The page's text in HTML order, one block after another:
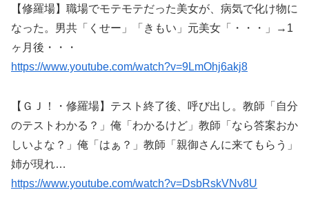
【修羅場】職場でモテモテだった美女が、病気で化け物に
なった。男共「くせー」「きもい」元美女「・・・」→1
ヶ月後・・・
https://www.youtube.com/watch?v=9LmOhj6akj8
【ＧＪ！・修羅場】テスト終了後、呼び出し。教師「自分
のテストわかる？」俺「わかるけど」教師「なら答案おか
しいよな？」俺「はぁ？」教師「親御さんに来てもらう」
姉が現れ…
https://www.youtube.com/watch?v=DsbRskVNv8U